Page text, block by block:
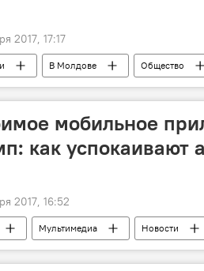
2017, 17:17
В Молдове Общество
Гараба
Елиферий Харуца
мобильное
как успокаивают
2017, 16:52
Мультимедиа Новости
аэрофобия